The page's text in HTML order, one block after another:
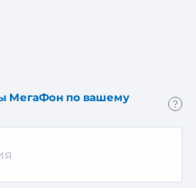
МегаФон по вашему
?